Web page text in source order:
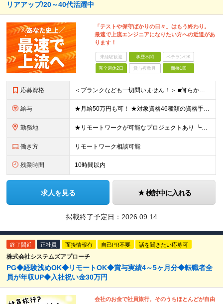
リアアップ/20～40代活躍中
「テストや保守ばかりの日々」はもう終わり。
最速で上流エンジニアになりたい方への近道があ
ります！
未経験歓迎 学歴不問 ベテランOK
完全週休2日 賞与複数月 面接1回
応募資格 ＜ブランクなども一切問いません！＞ ■何らかのシステム開発経験をお持ちの方 （開発・インフラ不問） ■学歴不問 ★女性社員が多く活躍している環境です！ 例として、役員、部門長の中には女性もいます。
給与 ★月給50万円も可！ ★対象資格46種類の資格手当あり 月給27万円～50万円＋各種手当＋インセンティブ ※試用期間3ヶ月あり（期間中の給与・待遇に差異なし） ※上記月給には6.7時間分・1万円以上
勤務地 ★リモートワークが可能なプロジェクトあり ┗出社8割リモート2割！ 東京オフィス、または東京・神奈川・埼玉・千葉のプロジェクト先での勤務となります。 ＼オンライン面接実施中！／ ★上京をしたい方など
働き方 リモートワーク相談可能
残業時間 10時間以内
求人を見る 検討中に入れる
掲載終了予定日： 2026.09.14
終了間近 正社員 面接情報有 自己PR不要 話を聞きたい応募可
株式会社システムズアプローチ
PG◆経験浅めOK◆リモートOK◆賞与実績4～5ヶ月分◆転職者全
員が年収UP◆入社祝い金30万円
会社のお金で社員旅行。そのうちほとんどが自由